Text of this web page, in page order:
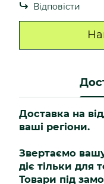
Відповісти
Доставка на
ваші регіони.
Звертаємо вашу
діє тільки для
Товари під